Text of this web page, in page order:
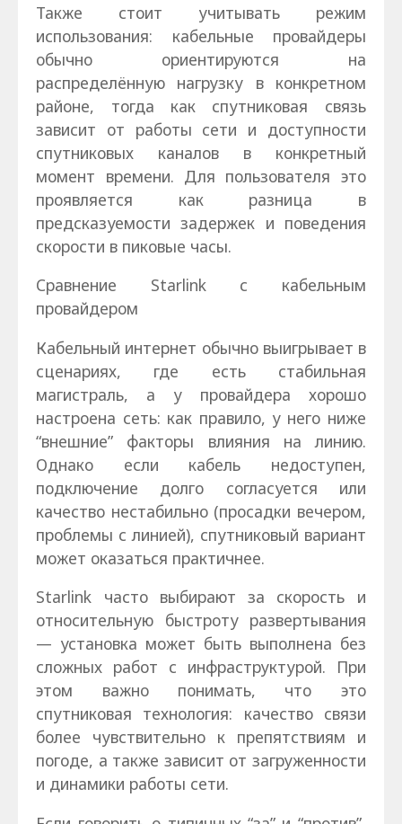
Также стоит учитывать режим
использования: кабельные провайдеры
обычно ориентируются на
распределённую нагрузку в конкретном
районе, тогда как спутниковая связь
зависит от работы сети и доступности
спутниковых каналов в конкретный
момент времени. Для пользователя это
проявляется как разница в
предсказуемости задержек и поведения
скорости в пиковые часы.
Сравнение Starlink с кабельным
провайдером
Кабельный интернет обычно выигрывает в
сценариях, где есть стабильная
магистраль, а у провайдера хорошо
настроена сеть: как правило, у него ниже
“внешние” факторы влияния на линию.
Однако если кабель недоступен,
подключение долго согласуется или
качество нестабильно (просадки вечером,
проблемы с линией), спутниковый вариант
может оказаться практичнее.
Starlink часто выбирают за скорость и
относительную быстроту развертывания
— установка может быть выполнена без
сложных работ с инфраструктурой. При
этом важно понимать, что это
спутниковая технология: качество связи
более чувствительно к препятствиям и
погоде, а также зависит от загруженности
и динамики работы сети.